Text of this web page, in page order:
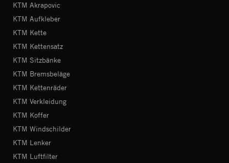
KTM Akrapovic
KTM Aufkleber
KTM Kette
KTM Kettensatz
KTM Sitzbänke
KTM Bremsbeläge
KTM Kettenräder
KTM Verkleidung
KTM Koffer
KTM Windschilder
KTM Lenker
KTM Luftfilter